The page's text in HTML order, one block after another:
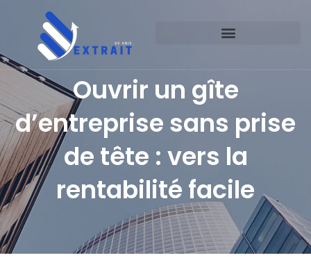
Ouvrir un gîte
d’entreprise sans prise
de tête : vers la
rentabilité facile